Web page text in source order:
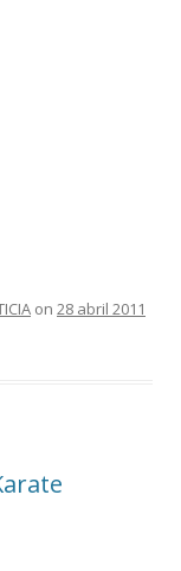
on 28 abril 2011